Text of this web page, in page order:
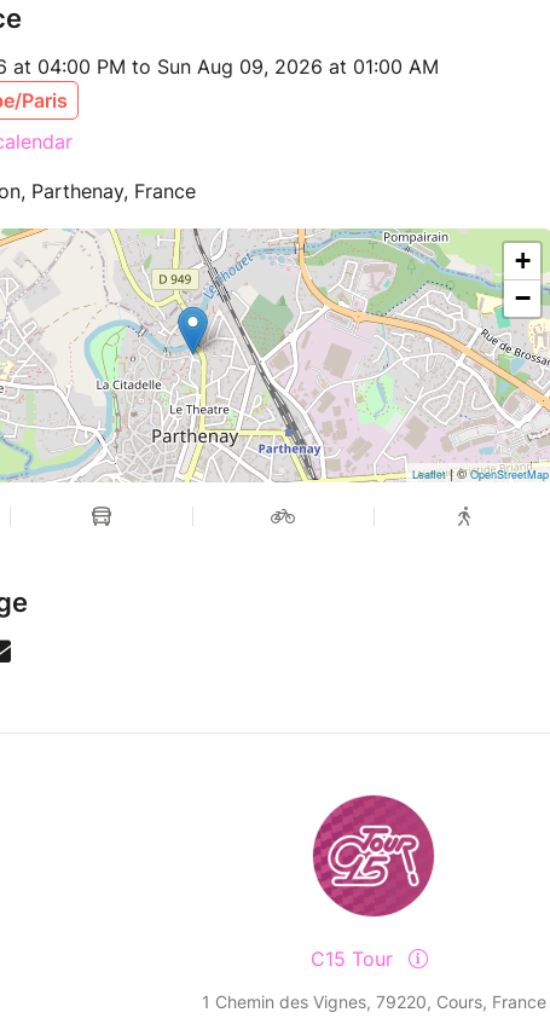
at 04:00 PM to Sun Aug 09, 2026 at 01:00 AM
Paris
Parthenay, France
+
−
Leaflet| ©OpenStreetMap
C15 Tour
1 Chemin des Vignes, 79220, Cours, France